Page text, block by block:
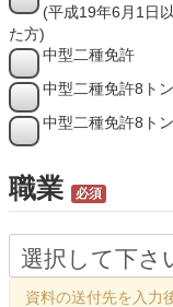
(平成19年6月1日
た方)
中型二種免許
中型二種免許8ト
中型二種免許8ト
職業 必須
資料の送付先を入力